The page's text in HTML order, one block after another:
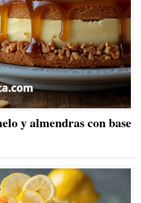
y almendras con base